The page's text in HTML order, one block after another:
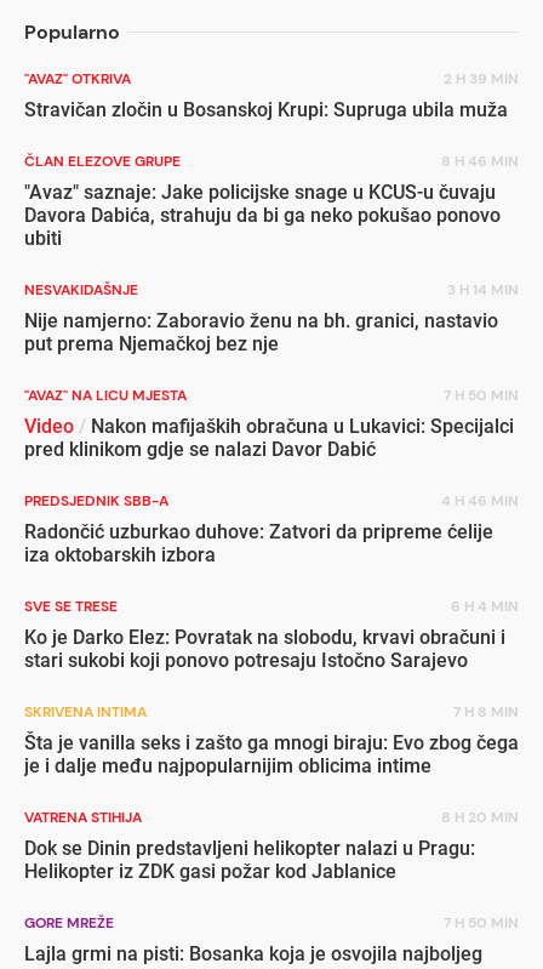
Popularno
"AVAZ" OTKRIVA 2 H 39 MIN
Stravičan zločin u Bosanskoj Krupi: Supruga ubila muža
ČLAN ELEZOVE GRUPE 8 H 46 MIN
"Avaz" saznaje: Jake policijske snage u KCUS-u čuvaju
Davora Dabića, strahuju da bi ga neko pokušao ponovo
ubiti
NESVAKIDAŠNJE 3 H 14 MIN
Nije namjerno: Zaboravio ženu na bh. granici, nastavio
put prema Njemačkoj bez nje
"AVAZ" NA LICU MJESTA 7 H 50 MIN
Video / Nakon mafijaških obračuna u Lukavici: Specijalci
pred klinikom gdje se nalazi Davor Dabić
PREDSJEDNIK SBB-A 4 H 46 MIN
Radončić uzburkao duhove: Zatvori da pripreme ćelije
iza oktobarskih izbora
SVE SE TRESE 6 H 4 MIN
Ko je Darko Elez: Povratak na slobodu, krvavi obračuni i
stari sukobi koji ponovo potresaju Istočno Sarajevo
SKRIVENA INTIMA 7 H 8 MIN
Šta je vanilla seks i zašto ga mnogi biraju: Evo zbog čega
je i dalje među najpopularnijim oblicima intime
VATRENA STIHIJA 8 H 20 MIN
Dok se Dinin predstavljeni helikopter nalazi u Pragu:
Helikopter iz ZDK gasi požar kod Jablanice
GORE MREŽE 7 H 50 MIN
Lajla grmi na pisti: Bosanka koja je osvojila najboljeg